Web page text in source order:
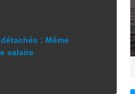
: Même
salaire